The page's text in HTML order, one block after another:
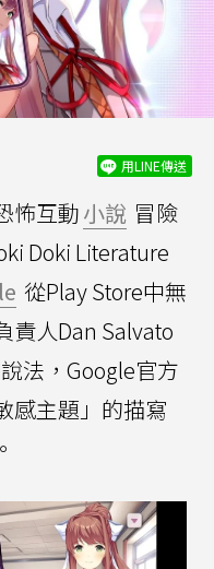
用LINE傳送
怖互動小說 冒險
Doki Literature
從Play Store中無
責人Dan Salvato
法，Google官方
感主題」的描寫